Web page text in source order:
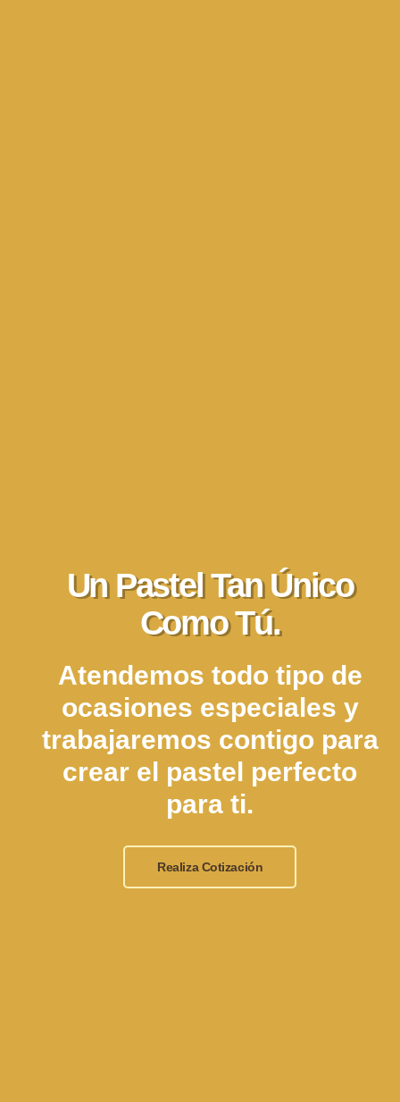
Un Pastel Tan Único
Como Tú.
Atendemos todo tipo de
ocasiones especiales y
trabajaremos contigo para
crear el pastel perfecto
para ti.
Realiza Cotización